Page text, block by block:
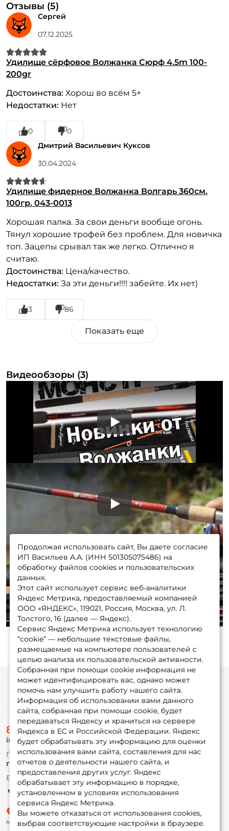
Отзывы (5)
Сергей
07.12.2025
Удилище сёрфовое Волжанка Сюрф 4.5m 100-
200gr
Достоинства: Хорош во всём 5+
Недостатки: Нет
0
0
Дмитрий Васильевич Куксов
30.04.2024
Удилище фидерное Волжанка Волгарь 360см.
100гр. 043-0013
Хорошая палка. За свои деньги вообще огонь.
Тянул хорошие трофей без проблем. Для новичка
топ. Зацепы срывал так же легко. Отлично я
считаю.
Достоинства: Цена/качество.
Недостатки: За эти деньги!!!! забейте. Их нет)
3 86
Видеообзоры (3)
Play
Play
Play
Продолжая использовать сайт, Вы даете согласие
ИП Васильев А.А. (ИНН 501305075486) на
обработку файлов cookies и пользовательских
данных.
Этот сайт использует сервис веб-аналитики
Яндекс Метрика, предоставляемый компанией
ООО «ЯНДЕКС», 119021, Россия, Москва, ул. Л.
Толстого, 16 (далее — Яндекс).
Сервис Яндекс Метрика использует технологию
“cookie” — небольшие текстовые файлы,
размещаемые на компьютере пользователей с
целью анализа их пользовательской активности.
Собранная при помощи cookie информация не
может идентифицировать вас, однако может
помочь нам улучшить работу нашего сайта.
Информация об использовании вами данного
сайта, собранная при помощи cookie, будет
передаваться Яндексу и храниться на сервере
Яндекса в ЕС и Российской Федерации. Яндекс
будет обрабатывать эту информацию для оценки
использования вами сайта, составления для нас
отчетов о деятельности нашего сайта, и
предоставления других услуг. Яндекс
обрабатывает эту информацию в порядке,
установленном в условиях использования
сервиса Яндекс Метрика.
Вы можете отказаться от использования cookies,
выбрав соответствующие настройки в браузере.
Информация
О магазине
Доставка
Оплата
Fox-bonus
Гуру
Партнерская программа
8 (495) 532-77-88
info@foxfishing.ru
По вопросам с заказом
г. Москва, ул. Плеханова д.7
Ежедневно 10:00 до 20:00